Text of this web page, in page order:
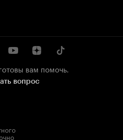
вам помочь.
вопрос